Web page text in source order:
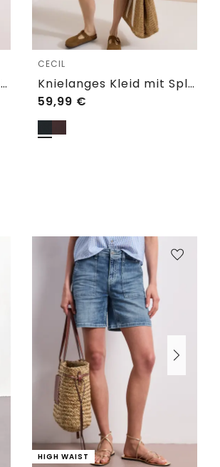
Knielanges Kleid mit Shiffley-Details
CECIL
Knielanges Kleid mit Split Neck
59,99 €
HIGH WAIST